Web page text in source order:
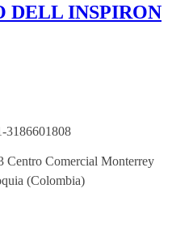
DELL INSPIRON
3186601808
Comercial Monterrey
(Colombia)